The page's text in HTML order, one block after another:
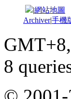
|網站地圖
Archiver|手機
8